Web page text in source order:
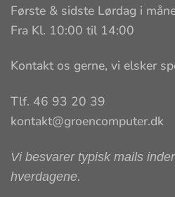
Første & sidste Lørdag i
Fra Kl. 10:00 til 14:00
Kontakt os gerne, vi elsker
Tlf. 46 93 20 39
kontakt@groencomputer.dk
Vi besvarer typisk mails
hverdagene.